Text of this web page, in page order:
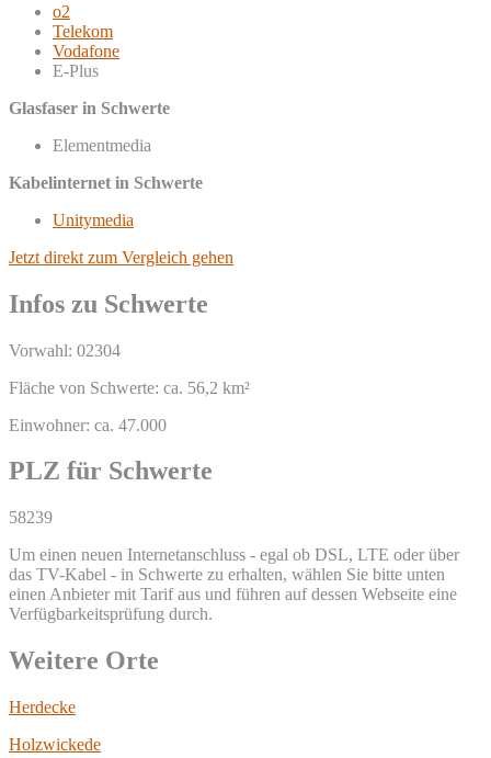
o2
Telekom
Vodafone
E-Plus
Glasfaser in Schwerte
Elementmedia
Kabelinternet in Schwerte
Unitymedia
Jetzt direkt zum Vergleich gehen
Infos zu Schwerte
Vorwahl: 02304
Fläche von Schwerte: ca. 56,2 km²
Einwohner: ca. 47.000
PLZ für Schwerte
58239
Um einen neuen Internetanschluss - egal ob DSL, LTE oder über
das TV-Kabel - in Schwerte zu erhalten, wählen Sie bitte unten
einen Anbieter mit Tarif aus und führen auf dessen Webseite eine
Verfügbarkeitsprüfung durch.
Weitere Orte
Herdecke
Holzwickede